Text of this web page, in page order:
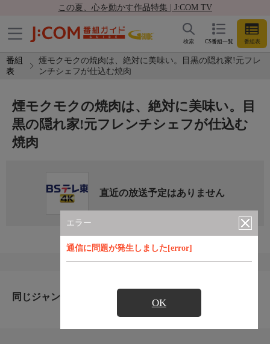
この夏、心を動かす作品特集 | J:COM TV
CS番組一覧 番組表
検索
番組
表
煙モクモクの焼肉は、絶対に美味い。目黒の隠れ家!元フレ
ンチシェフが仕込む焼肉
エラー
通信に問題が発生しました[error]
OK
煙モクモクの焼肉は、絶対に美味い。目
黒の隠れ家!元フレンチシェフが仕込む
焼肉
直近の放送予定はありません
同じジャンルのおすすめ番組